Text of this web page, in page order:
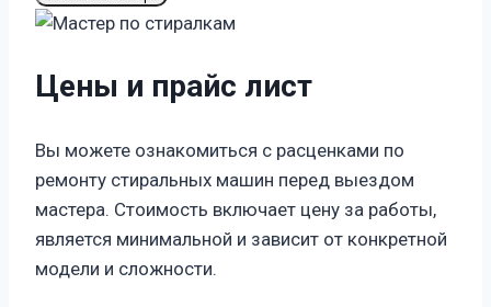
Цены и прайс лист
Вы можете ознакомиться с расценками по
ремонту стиральных машин перед выездом
мастера. Стоимость включает цену за работы,
является минимальной и зависит от конкретной
модели и сложности.